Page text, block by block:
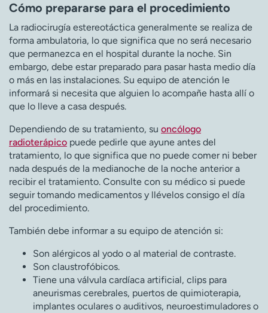
Cómo prepararse para el procedimiento
La radiocirugía estereotáctica generalmente se realiza de
forma ambulatoria, lo que significa que no será necesario
que permanezca en el hospital durante la noche. Sin
embargo, debe estar preparado para pasar hasta medio día
o más en las instalaciones. Su equipo de atención le
informará si necesita que alguien lo acompañe hasta allí o
que lo lleve a casa después.
Dependiendo de su tratamiento, su oncólogo
radioterápico puede pedirle que ayune antes del
tratamiento, lo que significa que no puede comer ni beber
nada después de la medianoche de la noche anterior a
recibir el tratamiento. Consulte con su médico si puede
seguir tomando medicamentos y llévelos consigo el día
del procedimiento.
También debe informar a su equipo de atención si:
Son alérgicos al yodo o al material de contraste.
Son claustrofóbicos.
Tiene una válvula cardíaca artificial, clips para
aneurismas cerebrales, puertos de quimioterapia,
implantes oculares o auditivos, neuroestimuladores o